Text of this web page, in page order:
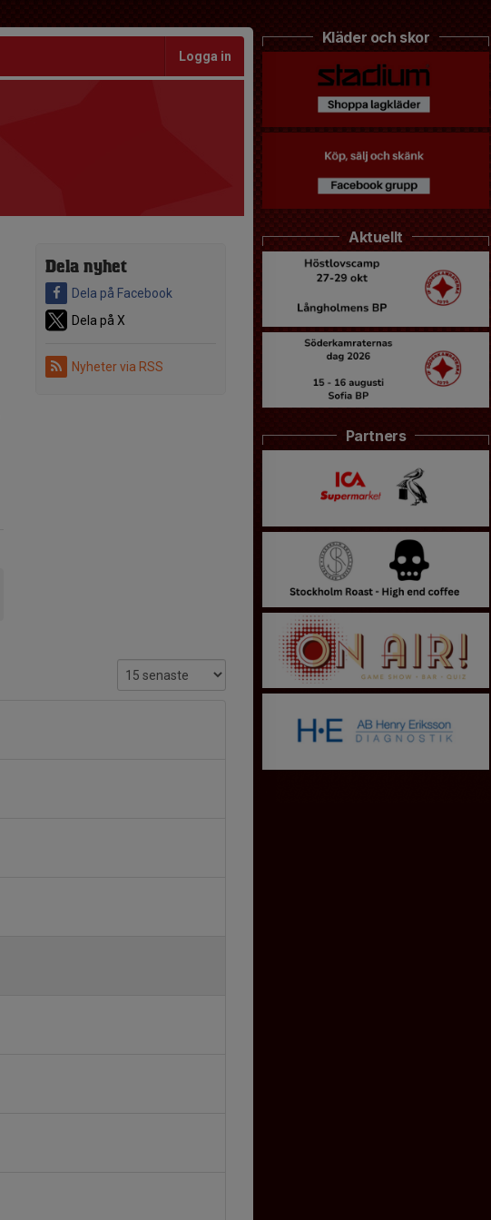
Logga in
Dela nyhet
Dela på Facebook
Dela på X
Nyheter via RSS
Kläder och skor
Aktuellt
Partners